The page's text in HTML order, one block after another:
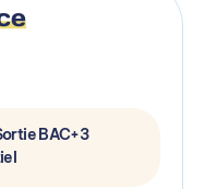
BAC+3